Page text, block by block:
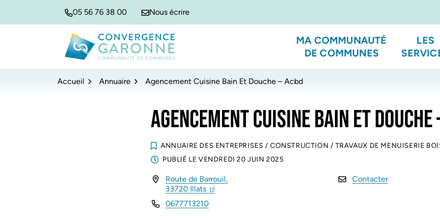
05 56 76 38 00 Nous écrire
Convergence Garonne
MA COMMUNAUTÉ
DE COMMUNES
LES
Accueil Annuaire Agencement Cuisine Bain Et Douche – Acbd
AGENCEMENT CUISINE BAIN ET DOUCHE
ANNUAIRE DES ENTREPRISES / CONSTRUCTION / TRAVAUX DE MENUISERIE
PUBLIÉ LE VENDREDI 20 JUIN 2025
INFOS UTILES
Route de Barrouil,
33720 Illats (ouverture dans un nouvel onglet)
(ouverture dans un nouvel onglet)
0677713210
Contacter